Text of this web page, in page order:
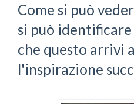
Come si può
si può
che questo arrivi
l'inspirazione